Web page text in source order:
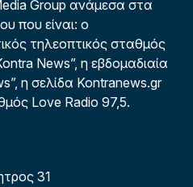
Group ανάμεσα στα
που είναι: ο
τηλεοπτικός σταθμός
News”, η εβδομαδιαία
η σελίδα Kontranews.gr
Love Radio 97,5.
31